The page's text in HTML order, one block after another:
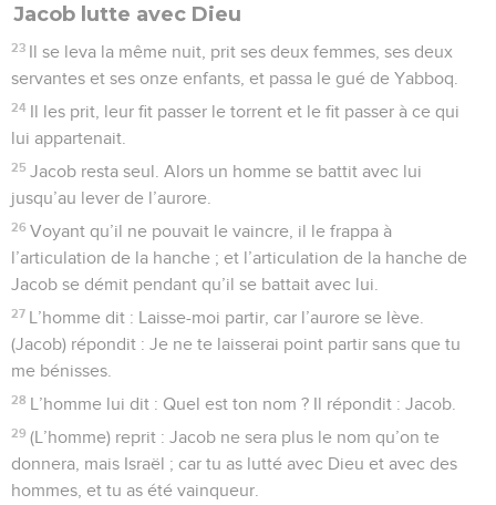
Jacob lutte avec Dieu
23 Il se leva la même nuit, prit ses deux femmes, ses deux
servantes et ses onze enfants, et passa le gué de Yabboq.
24 Il les prit, leur fit passer le torrent et le fit passer à ce qui
lui appartenait.
25 Jacob resta seul. Alors un homme se battit avec lui
jusqu’au lever de l’aurore.
26 Voyant qu’il ne pouvait le vaincre, il le frappa à
l’articulation de la hanche ; et l’articulation de la hanche de
Jacob se démit pendant qu’il se battait avec lui.
27 L’homme dit : Laisse-moi partir, car l’aurore se lève.
(Jacob) répondit : Je ne te laisserai point partir sans que tu
me bénisses.
28 L’homme lui dit : Quel est ton nom ? Il répondit : Jacob.
29 (L’homme) reprit : Jacob ne sera plus le nom qu’on te
donnera, mais Israël ; car tu as lutté avec Dieu et avec des
hommes, et tu as été vainqueur.